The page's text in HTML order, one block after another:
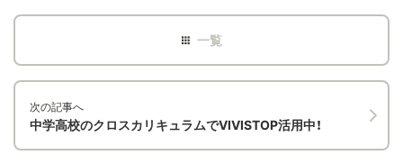
次の記事へ
中学高校のクロスカリキュラムでVIVISTOP活用中！